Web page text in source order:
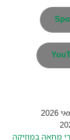
מחאה במוזיקה